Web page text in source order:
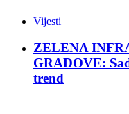
Vijesti
ZELENA
GRADOVE:
trend